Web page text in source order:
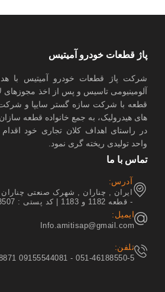
پاژ قطعات خودرو آمیتیس
شرکت پاژ قطعات خودرو آمیتیس با
آلومینیومی تاسیس و پس از اخذ مجوزهای
قطعه با شرکت سازه گستر سایپا و
های هیدرولیک، به جمع خانواده قطعه
در راستای اهداف کلان تجاری خود
واحد تولیدی ریخته گری نمود.
تماس با ما
آدرس:
- قطعه 1182 و 1183 | کد پستی : 9361143507
ایمیل:
Info.amitisap@gmail.com
تلفن:
051-46188550-5 - 09155544081 09150888871